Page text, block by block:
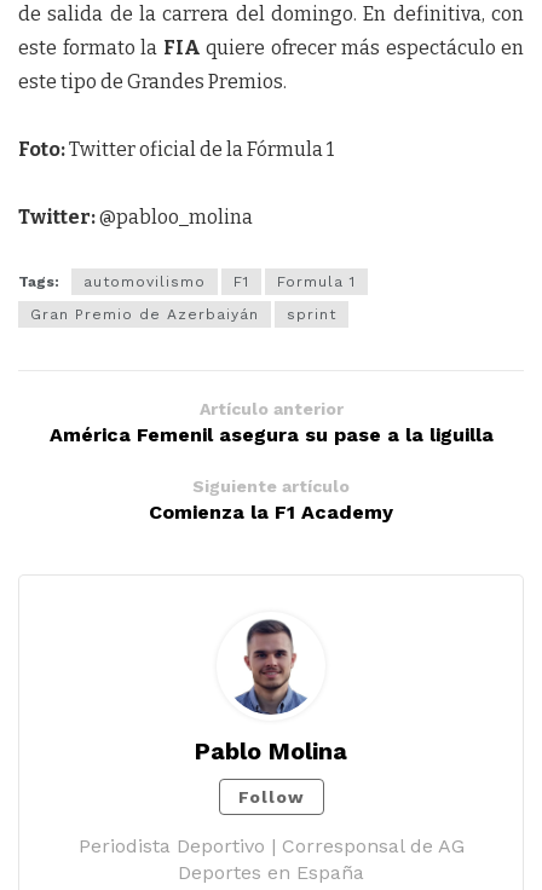
de salida de la carrera del domingo. En definitiva, con
este formato la FIA quiere ofrecer más espectáculo en
este tipo de Grandes Premios.
Foto:Twitter oficial de la Fórmula 1
Twitter:@pabloo_molina
Tags: automovilismo F1
Formula 1
Gran Premio de Azerbaiyán
sprint
Artículo anterior
América Femenil asegura su pase a la liguilla
Siguiente artículo
Comienza la F1 Academy
Pablo Molina
Follow
Periodista Deportivo | Corresponsal de AG
Deportes en España